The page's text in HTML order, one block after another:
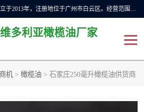
广州维圣橄榄油有限公司成立于2013年，注册地位于广州市白云区。经营范围包括饲料原料销售;畜牧渔业饲料销售;化妆品批发;贸易经纪;食品进出口等，主要产品有：橄榄果渣油，橄榄油，纯橄榄油等。
多利亚橄榄油厂家
机 > 橄榄油 > 石家庄250毫升橄榄油供货商